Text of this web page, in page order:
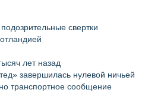
свертки
лет назад
завершилась нулевой ничьей
транспортное сообщение